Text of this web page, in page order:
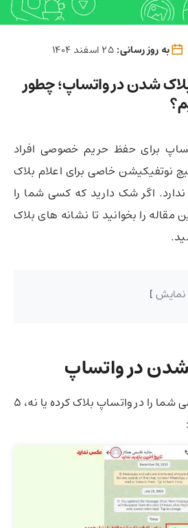
به روز رسانی:
شدن در واتساپ؛ چطور
برای حفظ حریم خصوصی افراد
نوتفیکیشن خاصی برای اعلام بلاک
اگر شک دارید که کسی شما را
مقاله را بخوانید تا نشانه های بلاک
نمایش
اگر مطمئن نیستید کسی شما را در واتساپ بلاک کرده یا نه، ۵